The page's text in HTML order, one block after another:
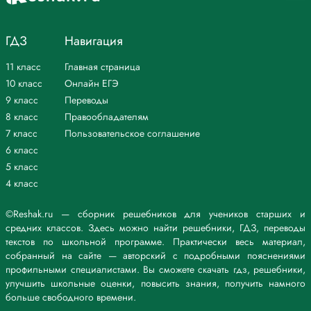
высокой идее. (И. Андроников)
для более полного понимания решения.
©Reshak.ru — сборник решебников для учеников старших и
средних классов. Здесь можно найти решебники, ГДЗ, переводы
текстов по школьной программе. Практически весь материал,
собранный на сайте — авторский с подробными пояснениями
профильными специалистами. Вы сможете скачать гдз, решебники,
улучшить школьные оценки, повысить знания, получить намного
больше свободного времени.
ГДЗ
11 класс
10 класс
9 класс
8 класс
7 класс
6 класс
5 класс
4 класс
Навигация
Главная страница
Онлайн ЕГЭ
Переводы
Правообладателям
Пользовательское соглашение